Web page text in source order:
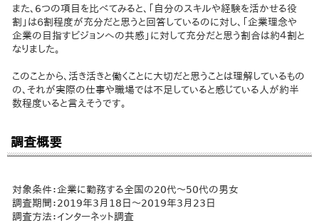
また、6つの項目を比べてみると、「自分のスキルや経験を活かせる役
割」は６割程度が充分だと思うと回答しているのに対し、「企業理念や
企業の目指すビジョンへの共感」に対して充分だと思う割合は約４割と
なりました。
このことから、活き活きと働くことに大切だと思うことは理解しているもの
の、それが実際の仕事や職場では不足していると感じている人が約半
数程度いると言えそうです。
調査概要
対象条件：企業に勤務する全国の20代〜50代の男女
調査期間：2019年3月18日〜2019年3月23日
調査方法：インターネット調査